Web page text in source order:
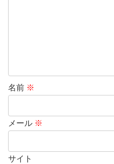
名前 ※
メール ※
サイト